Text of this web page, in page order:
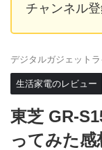
チャンネル
デジタルガジェット
生活家電のレビュー
東芝 GR-
ってみた感